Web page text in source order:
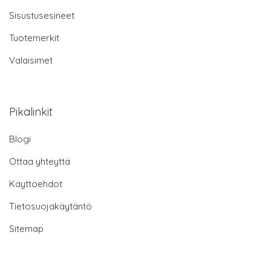
Sisustusesineet
Tuotemerkit
Valaisimet
Pikalinkit
Blogi
Ottaa yhteyttä
Käyttöehdot
Tietosuojakäytäntö
Sitemap